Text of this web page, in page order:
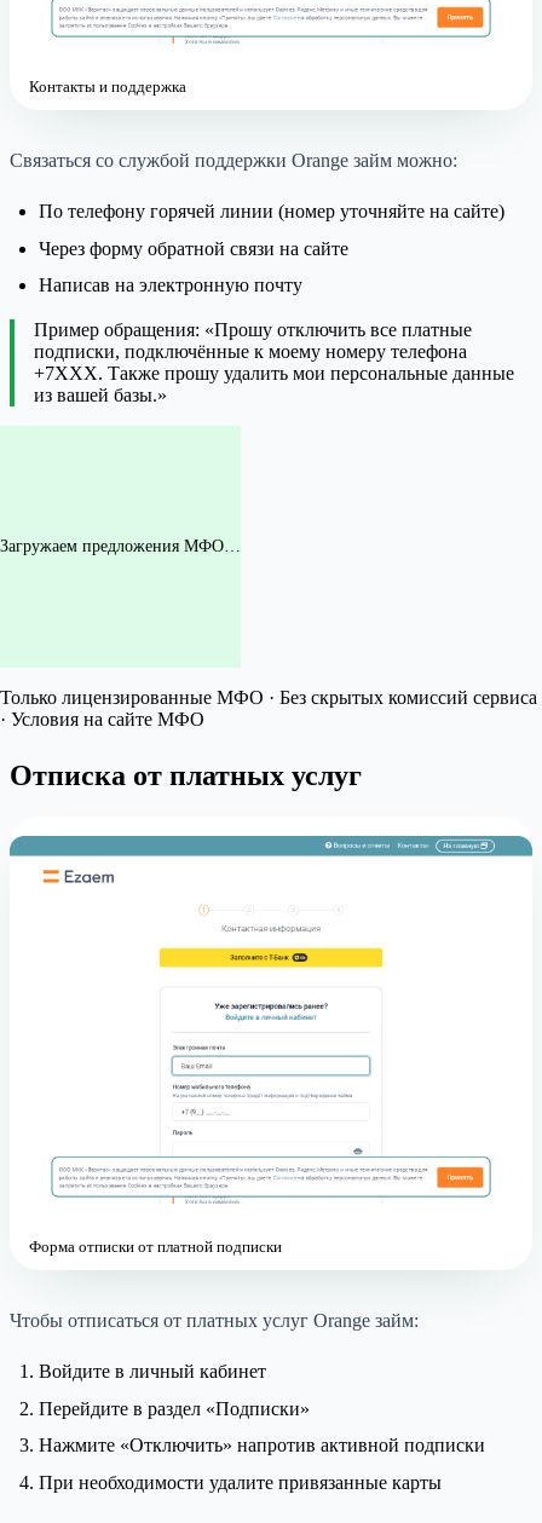
Контакты и поддержка
Связаться со службой поддержки Orange займ можно:
По телефону горячей линии (номер уточняйте на сайте)
Через форму обратной связи на сайте
Написав на электронную почту
Пример обращения: «Прошу отключить все платные
подписки, подключённые к моему номеру телефона
+7XXX. Также прошу удалить мои персональные данные
из вашей базы.»
Загружаем предложения МФО…
Только лицензированные МФО · Без скрытых комиссий сервиса
· Условия на сайте МФО
Отписка от платных услуг
Форма отписки от платной подписки
Чтобы отписаться от платных услуг Orange займ:
Войдите в личный кабинет
Перейдите в раздел «Подписки»
Нажмите «Отключить» напротив активной подписки
При необходимости удалите привязанные карты